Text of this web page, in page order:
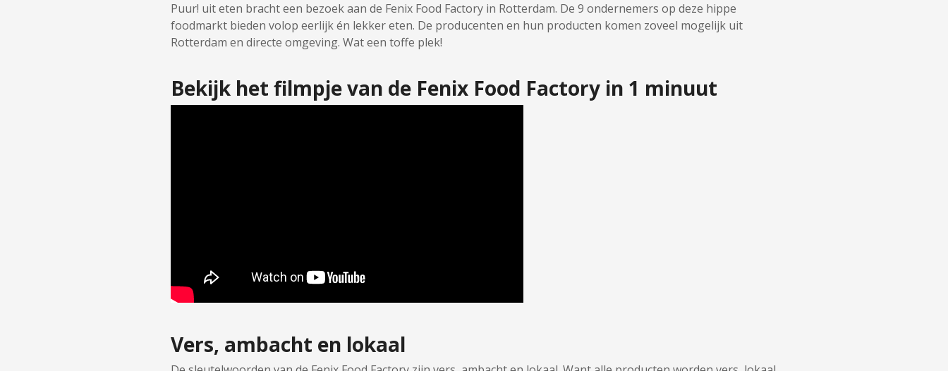
Puur! uit eten bracht een bezoek aan de Fenix Food Factory in Rotterdam. De 9 ondernemers op deze hippe
foodmarkt bieden volop eerlijk én lekker eten. De producenten en hun producten komen zoveel mogelijk uit
Rotterdam en directe omgeving. Wat een toffe plek!
Bekijk het filmpje van de Fenix Food Factory in 1 minuut
Vers, ambacht en lokaal